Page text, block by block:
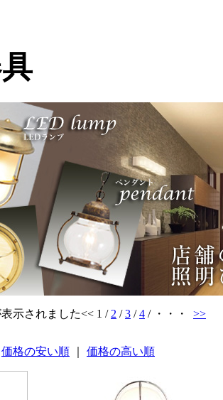
示されました<< 1 / 2 /3 /4 / ・・・ >>
価格の安い順 価格の高い順